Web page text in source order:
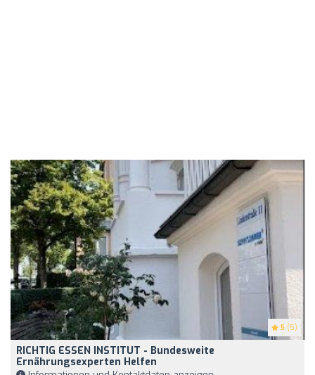
5 (5)
RICHTIG ESSEN INSTITUT - Bundesweite
Ernährungsexperten Helfen